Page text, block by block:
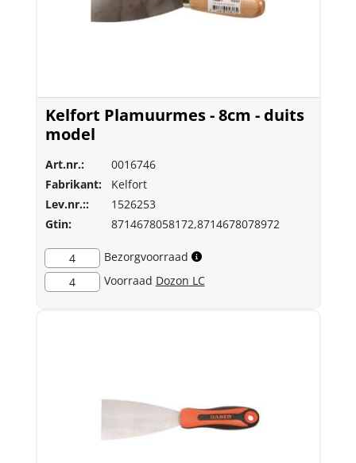
Kelfort Plamuurmes - 8cm - duits
model
Art.nr.:
0016746
Fabrikant:
Kelfort
Lev.nr.::
1526253
Gtin:
8714678058172,8714678078972
4
Bezorgvoorraad
4
Voorraad Dozon LC